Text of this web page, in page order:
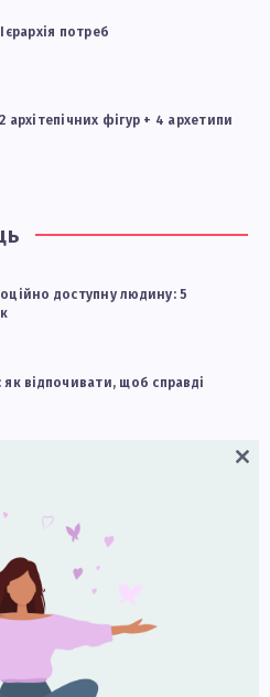
потреб
архітепічних фігур + 4 архетипи
доступну людину: 5
як відпочивати, щоб справді
одну й ту саму історію
нейронаука
екранного часу на творче хобі
та самооцінки
Close